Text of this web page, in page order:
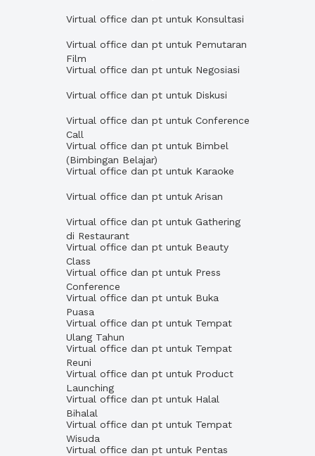
Virtual office dan pt untuk Konsultasi
Virtual office dan pt untuk Pemutaran
Film
Virtual office dan pt untuk Negosiasi
Virtual office dan pt untuk Diskusi
Virtual office dan pt untuk Conference
Call
Virtual office dan pt untuk Bimbel
(Bimbingan Belajar)
Virtual office dan pt untuk Karaoke
Virtual office dan pt untuk Arisan
Virtual office dan pt untuk Gathering
di Restaurant
Virtual office dan pt untuk Beauty
Class
Virtual office dan pt untuk Press
Conference
Virtual office dan pt untuk Buka
Puasa
Virtual office dan pt untuk Tempat
Ulang Tahun
Virtual office dan pt untuk Tempat
Reuni
Virtual office dan pt untuk Product
Launching
Virtual office dan pt untuk Halal
Bihalal
Virtual office dan pt untuk Tempat
Wisuda
Virtual office dan pt untuk Pentas